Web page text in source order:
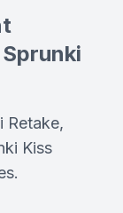
Retake,
Kiss